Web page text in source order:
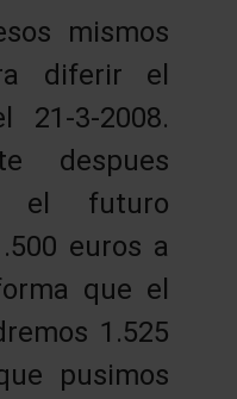
mismos
diferir el
21-3-2008.
despues
el futuro
euros a
que el
1.525
pusimos